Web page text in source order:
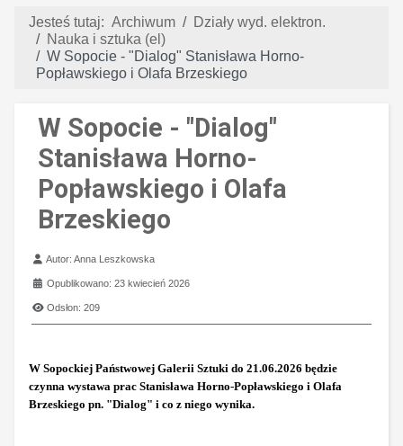
Jesteś tutaj: Archiwum
Działy wyd. elektron.
Nauka i sztuka (el)
W Sopocie - "Dialog" Stanisława Horno-
Popławskiego i Olafa Brzeskiego
W Sopocie - "Dialog"
Stanisława Horno-
Popławskiego i Olafa
Brzeskiego
Szczegóły
Autor:Anna Leszkowska
Opublikowano: 23 kwiecień 2026
Odsłon: 209
W Sopockiej Państwowej Galerii Sztuki do 21.06.2026 będzie
czynna wystawa prac Stanisława Horno-Popławskiego i Olafa
Brzeskiego pn. "Dialog" i co z niego wynika.